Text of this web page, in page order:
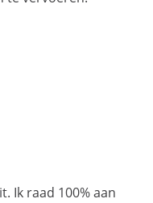
Ik raad 100% aan